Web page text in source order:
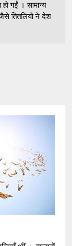
हो गईं । सामान्य
तितलियों ने देश